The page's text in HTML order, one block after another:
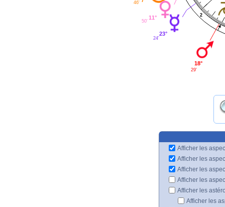
2
46'
11°
50'
23°
24'
18°
29'
Afficher les
Afficher les
Afficher les
Afficher les
Afficher les
Afficher les